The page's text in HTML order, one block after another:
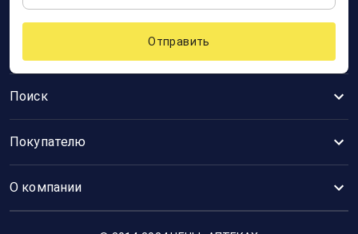
Поиск
Покупателю
О компании
Отправить